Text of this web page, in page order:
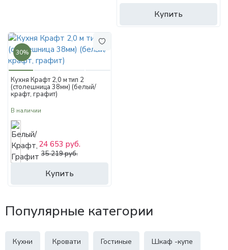
Купить
30%
Кухня Крафт 2,0 м тип 2
(столешница 38мм) (белый/
крафт, графит)
В наличии
Купить
24 653 руб.
35 219 руб.
Популярные категории
Кухни Кровати Гостиные Шкаф -купе